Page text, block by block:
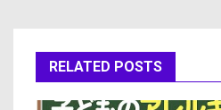
ゲ
ー
RELATED POSTS